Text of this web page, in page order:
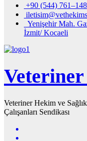
+90 (544)
Yenişehir Mah.
İzmit/ Kocaeli
Veteriner Hekim ve
Çalışanları Sendikası